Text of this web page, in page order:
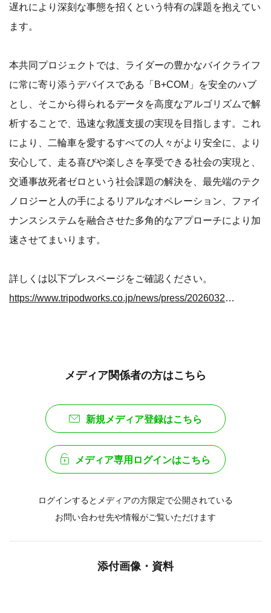
遅れにより深刻な事態を招くという特有の課題を抱えてい
ます。
本共同プロジェクトでは、ライダーの豊かなバイクライフ
に常に寄り添うデバイスである「B+COM」を安全のハブ
とし、そこから得られるデータを高度なアルゴリズムで解
析することで、迅速な救護支援の実現を目指します。これ
により、二輪車を愛するすべての人々がより安全に、より
安心して、走る喜びや楽しさを享受できる社会の実現と、
交通事故死者ゼロという社会課題の解決を、最先端のテク
ノロジーと人の手によるリアルなオペレーション、ファイ
ナンスシステムを融合させた多角的なアプローチにより加
速させてまいります。
詳しくは以下プレスページをご確認ください。
https://www.tripodworks.co.jp/news/press/20260326-01/
メディア関係者の方はこちら
新規メディア登録はこちら
メディア専用ログインはこちら
ログインするとメディアの方限定で公開されている
お問い合わせ先や情報がご覧いただけます
添付画像・資料